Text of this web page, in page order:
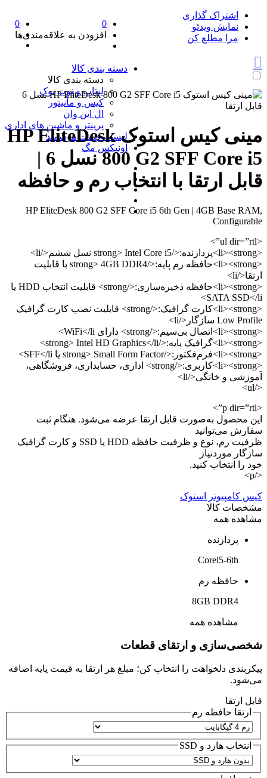
اشتراک گذاری
نمایش ویدئو
مرا مطلع کن
0
افزودن به علاقه‌مندی‌ها
0
دسته بندی کالا
دسته بندی کالا
لپتاپ و نوت بوک
کیس و مانیتور
ال این وان
پرینتر و ماشین های اداری
لیست قیمت هوشمند
اونیکس مگ
مینی کیس استوک HP EliteDesk
800 G2 SFF Core i5 نسل 6 |
قابل ارتقا با انتخاب رم و حافظه
HP EliteDesk 800 G2 SFF Core i5 6th Gen | 4GB Base RAM,
Configurable
<ul dir=”rtl”>
<li><strong>پردازنده:</strong> Intel Core i5 نسل ششم</li>
<li><strong>حافظه رم پایه:</strong> 4GB DDR4 با قابلیت
ارتقا</li>
<li><strong>حافظه ذخیره‌سازی:</strong> قابلیت انتخاب HDD یا
SATA SSD</li>
<li><strong>کارت گرافیک:</strong> قابلیت نصب کارت گرافیک
Low Profile سازگار</li>
<li><strong>اتصال بی‌سیم:</strong> دارای WiFi</li>
<li><strong>گرافیک پایه:</strong> Intel HD Graphics</li>
<li><strong>فرم‌فکتور:</strong> Small Form Factor یا SFF</li>
<li><strong>کاربری:</strong> اداری، حسابداری، فروشگاهی،
آموزشی و خانگی</li>
</ul>
<p dir=”rtl”>
این محصول به‌صورت قابل ارتقا عرضه می‌شود. هنگام ثبت
سفارش می‌توانید
ظرفیت رم، نوع و ظرفیت حافظه HDD یا SSD و کارت گرافیک
سازگار موردنیاز
خود را انتخاب کنید.
</p>
کیس کامپیوتر استوک
مشخصات کالا
مشاهده همه
پردازنده
Corei5-6th
حافظه رم
8GB DDR4
مشاهده همه
شخصی‌سازی و ارتقای قطعات
پیکربندی دلخواهت را انتخاب کن؛ مبلغ هر ارتقا به قیمت پایه اضافه
می‌شود.
قابل ارتقا
ارتقا حافظه رم
انتخاب هارد و SSD